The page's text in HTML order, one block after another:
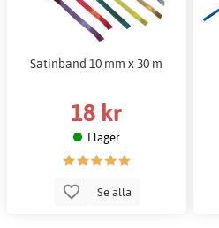
Satinband 10 mm x 30 m
18 kr
I lager
Se alla